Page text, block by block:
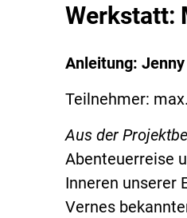
Werkstatt:
Anleitung:
Teilnehmer:
Aus der
Abenteuerreise
Inneren unserer
Vernes